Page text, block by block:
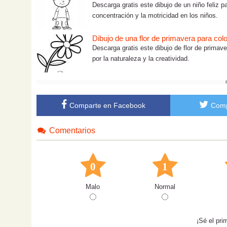
Descarga gratis este dibujo de un niño feliz
concentración y la motricidad en los niños.
Dibujo de una flor de primavera para
Descarga gratis este dibujo de flor de
por la naturaleza y la creatividad.
Comparte en Facebook
Comentarios
0
Malo
1
Normal
¡Sé el